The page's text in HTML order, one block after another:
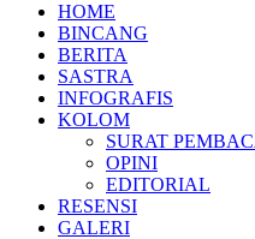
HOME
BINCANG
BERITA
SASTRA
INFOGRAFIS
KOLOM
SURAT
OPINI
EDITORIAL
RESENSI
GALERI